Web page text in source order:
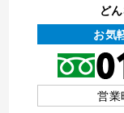
ど
お気
営